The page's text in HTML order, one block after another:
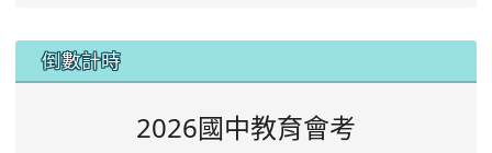
::: 倒數計時
2026國中教育會考
0 0 0 0 0 0